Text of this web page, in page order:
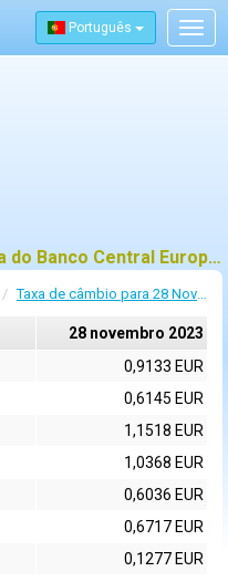
Português
Taxas de câmbio de referência do Banco Central Europeu (BCE) para 28 novembro 2023
Taxa de câmbio para 28 Novembro 2023
28 novembro 2023
0,9133 EUR
0,6145 EUR
1,1518 EUR
1,0368 EUR
0,6036 EUR
0,6717 EUR
0,1277 EUR